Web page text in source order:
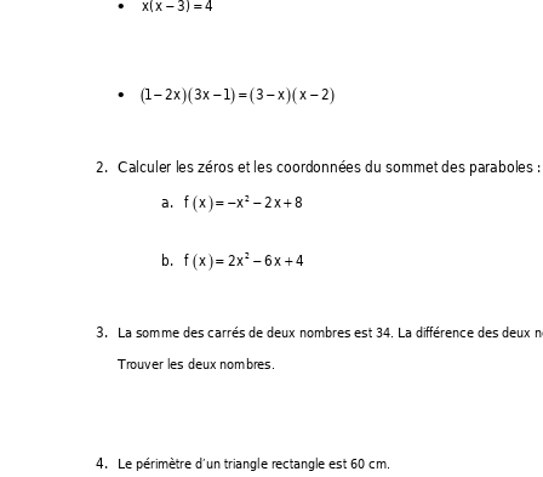
• −=
4
(3
)
xx
• )
()()()
(
−−
=−−
12 3 1 3 2
xx xx
2. Calculer les zéros et les coordonnées du sommet des paraboles
a.
() 228
fx x x
=− − +
b. 4
() 2
26
fx x x
=−+
3. La somme des carrés de deux nombres est 34. La différence des deux
Trouver les deux nombres.
4. Le périmètre d’un triangle rectangle est 60 cm.